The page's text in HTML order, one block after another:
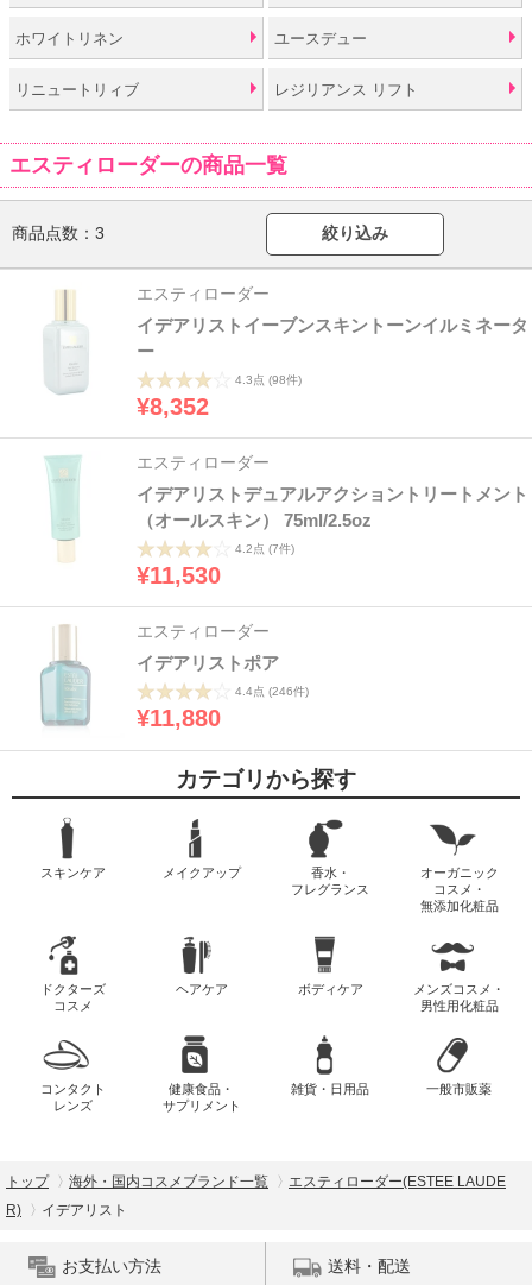
ホワイトリネン ユースデュー
リニュートリィブ レジリアンス リフト
エスティローダーの商品一覧
商品点数： 3 絞り込み
エスティローダー
イデアリストイーブンスキントーンイルミネータ
ー
4.3点 (98件)
¥8,352
エスティローダー
イデアリストデュアルアクショントリートメント
（オールスキン） 75ml/2.5oz
4.2点 (7件)
¥11,530
エスティローダー
イデアリストポア
4.4点 (246件)
¥11,880
カテゴリから探す
スキンケア メイクアップ
香水・
フレグランス
オーガニック
コスメ・
無添加化粧品
ドクターズ
コスメ
ヘアケア ボディケア
メンズコスメ・
男性用化粧品
コンタクト
レンズ
健康食品・
サプリメント
雑貨・日用品 一般市販薬
トップ 海外・国内コスメブランド一覧
エスティローダー(ESTEE LAUDE
R)
イデアリスト
お支払い方法 送料・配送